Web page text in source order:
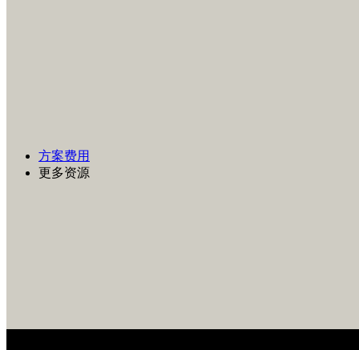
方案费用
更多资源